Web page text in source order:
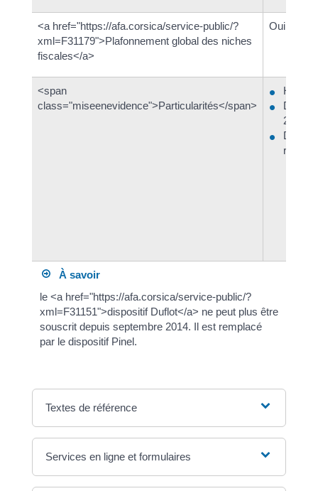
<a href="https://afa.corsica/service-public/?
xml=F31179">Plafonnement global des niches
fiscales</a>
Oui
<span
class="miseenevidence">Particularités</span>
2023
région
À savoir
le <a href="https://afa.corsica/service-public/?
xml=F31151">dispositif Duflot</a> ne peut plus être
souscrit depuis septembre 2014. Il est remplacé
par le dispositif Pinel.
Textes de référence
Services en ligne et formulaires